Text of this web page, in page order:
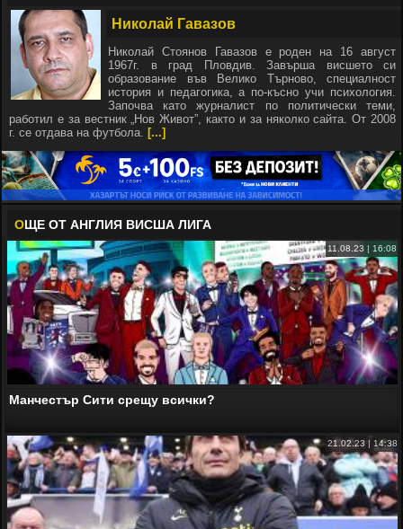
Николай Гавазов
Николай Стоянов Гавазов е роден на 16 август
1967г. в град Пловдив. Завърша висшето си
образование във Велико Търново, специалност
история и педагогика, а по-късно учи психология.
Започва като журналист по политически теми,
работил е за вестник „Нов Живот”, както и за няколко сайта. От 2008
г. се отдава на футбола. [...]
ОЩЕ ОТ АНГЛИЯ ВИСША ЛИГА
11.08.23 | 16:08
Манчестър Сити срещу всички?
21.02.23 | 14:38